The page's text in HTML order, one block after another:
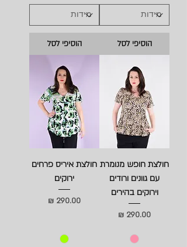
הוסיפי לסל הוסיפי לסל
חולצת חופש מנומרת
עם גוונים ורודים
וירוקים בהירים
מחיר
חולצת איריס פרחים
ירוקים
מחיר